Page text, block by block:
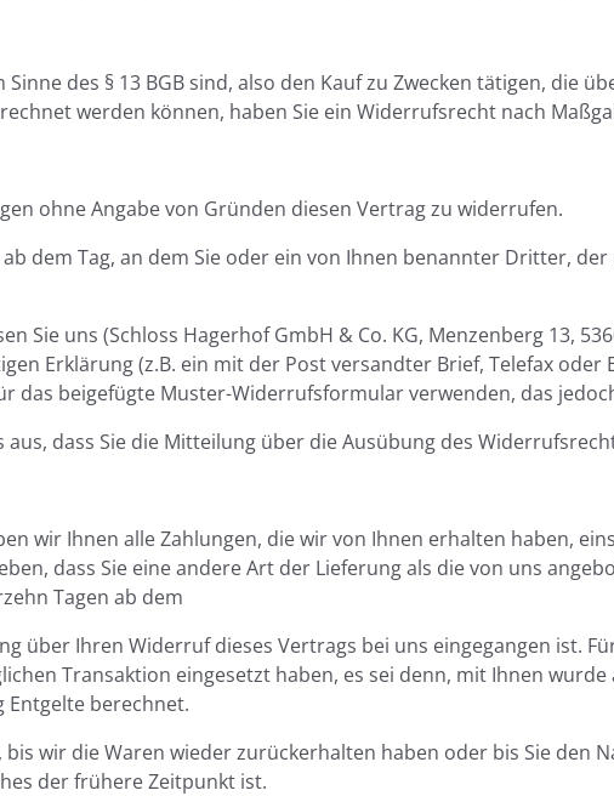
Sinne des § 13 BGB sind, also den Kauf zu Zwecken tätigen, die
werden können, haben Sie ein Widerrufsrecht nach
ohne Angabe von Gründen diesen Vertrag zu widerrufen.
dem Tag, an dem Sie oder ein von Ihnen benannter Dritter,
Sie uns (Schloss Hagerhof GmbH & Co. KG, Menzenberg 13,
Erklärung (z.B. ein mit der Post versandter Brief, Telefax oder
das beigefügte Muster-Widerrufsformular verwenden, das
dass Sie die Mitteilung über die Ausübung des
wir Ihnen alle Zahlungen, die wir von Ihnen erhalten haben,
dass Sie eine andere Art der Lieferung als die von uns
Tagen ab dem
über Ihren Widerruf dieses Vertrags bei uns eingegangen ist.
Transaktion eingesetzt haben, es sei denn, mit Ihnen
Entgelte berechnet.
wir die Waren wieder zurückerhalten haben oder bis Sie den
der frühere Zeitpunkt ist.